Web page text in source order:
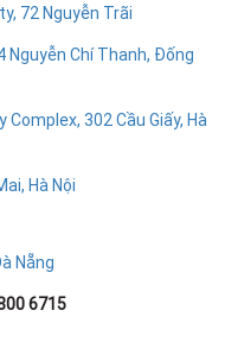
72 Nguyễn Trãi
Nguyễn Chí Thanh, Đống
302 Cầu Giấy, Hà
Hà Nội
Nẵng
6715